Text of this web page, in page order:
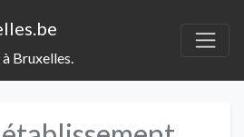
Bruxelles.